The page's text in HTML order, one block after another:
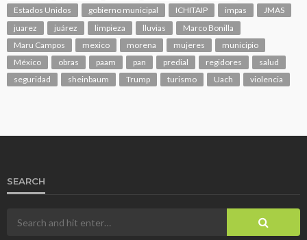
Estados Unidos
gobierno municipal ICHITAIP impas
JMAS
juarez
juárez limpieza lluvias
Marco Bonilla
Maru Campos
mexico morena mujeres
municipio
México
obras paam pan predial regidores
salud
seguridad
sheinbaum Trump turismo Uach violencia
SEARCH